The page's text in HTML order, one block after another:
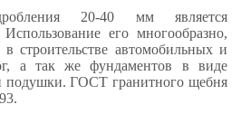
20-40 мм является
его многообразно,
в строительстве автомобильных и
а так же фундаментов в виде
подушки. ГОСТ гранитного щебня